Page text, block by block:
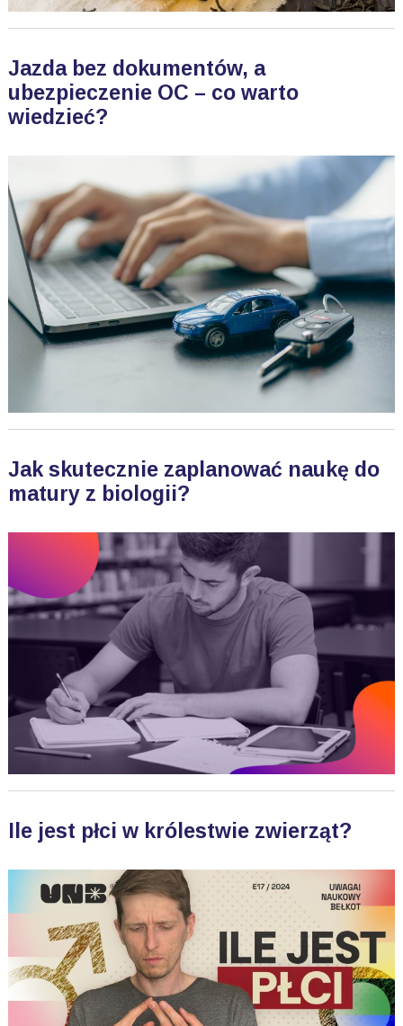
Jazda bez dokumentów, a
ubezpieczenie OC – co warto
wiedzieć?
Jak skutecznie zaplanować naukę do
matury z biologii?
Ile jest płci w królestwie zwierząt?